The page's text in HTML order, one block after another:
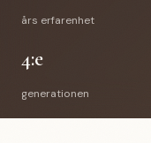
års erfarenhet
4:e
generationen